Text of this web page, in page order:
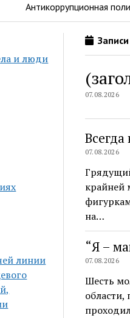
Антикоррупционная
и люди
линии
07.08.2026
Всегда
07.08.2026
крайней
на…
“Я –
07.08.2026
Шесть
области,